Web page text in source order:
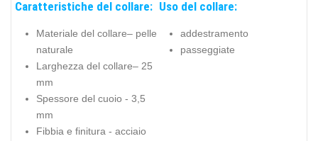
Caratteristiche del collare:
Materiale del collare– pelle
naturale
Larghezza del collare– 25
mm
Spessore del cuoio - 3,5
mm
Fibbia e finitura - acciaio
Uso del collare:
addestramento
passeggiate